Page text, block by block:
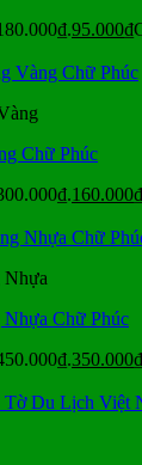
95.000₫
Chữ Phúc
160.000₫
Chữ Phúc
350.000₫